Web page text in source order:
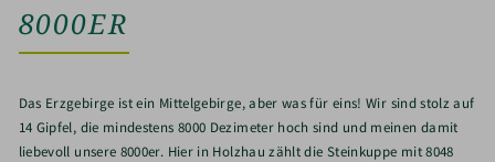
8000ER
Das Erzgebirge ist ein Mittelgebirge, aber was für eins! Wir sind stolz auf
14 Gipfel, die mindestens 8000 Dezimeter hoch sind und meinen damit
liebevoll unsere 8000er. Hier in Holzhau zählt die Steinkuppe mit 8048